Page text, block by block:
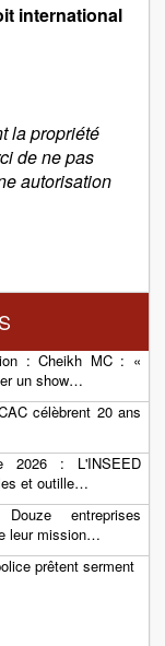
international
la propriété
de ne pas
autorisation
: Cheikh MC : «
un show…
célèbrent 20 ans
2026 : L'INSEED
et outille…
entreprises
leur mission…
prêtent serment